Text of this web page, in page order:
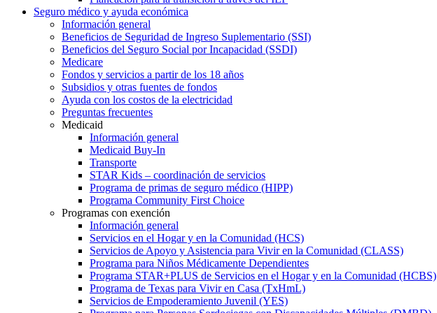
Seguro médico y ayuda económica
Información general
Beneficios de Seguridad de Ingreso Suplementario (SSI)
Beneficios del Seguro Social por Incapacidad (SSDI)
Medicare
Fondos y servicios a partir de los 18 años
Subsidios y otras fuentes de fondos
Ayuda con los costos de la electricidad
Preguntas frecuentes
Medicaid
Información general
Medicaid Buy-In
Transporte
STAR Kids – coordinación de servicios
Programa de primas de seguro médico (HIPP)
Programa Community First Choice
Programas con exención
Información general
Servicios en el Hogar y en la Comunidad (HCS)
Servicios de Apoyo y Asistencia para Vivir en la Comunidad (CLASS)
Programa para Niños Médicamente Dependientes
Programa STAR+PLUS de Servicios en el Hogar y en la Comunidad (HCBS)
Programa de Texas para Vivir en Casa (TxHmL)
Servicios de Empoderamiento Juvenil (YES)